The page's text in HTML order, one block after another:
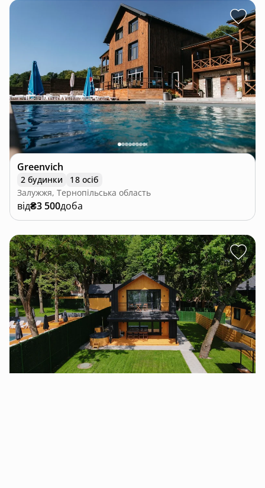
Greenvich
2 будинки
18 осіб
Залужжя, Тернопільська область
від₴3 500доба